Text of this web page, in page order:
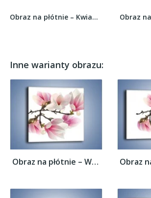
Obraz na płótnie – Kwiaty jak marcepanowe...
Inne warianty obrazu:
Obraz na płótnie – Wirujące kwiaty...